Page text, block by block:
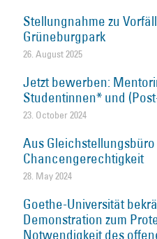
Stellungnahme zu
Grüneburgpark
26. August 2025
Jetzt bewerben:
Studentinnen* und
23. October 2024
Aus
Chancengerechtigkeit
28. May 2024
Goethe-Universität
Demonstration zum
Notwendigkeit des